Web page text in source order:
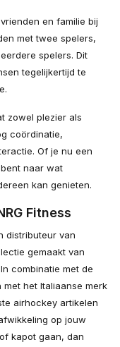
en familie bij
met twee spelers,
spelers. Dit
tegelijkertijd te
zowel plezier als
coördinatie,
Of je nu een
naar wat
kan genieten.
Fitness
distributeur van
gemaakt van
combinatie met de
het Italiaanse merk
airhockey artikelen
op jouw
kapot gaan, dan